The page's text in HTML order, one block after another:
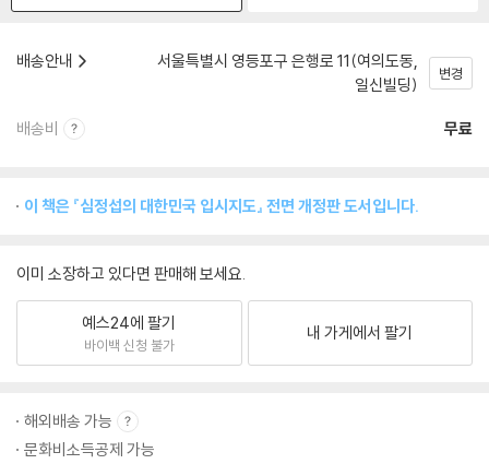
배송안내
서울특별시 영등포구 은행로 11(여의도동,
일신빌딩)
변경
배송비 무료
이 책은 『심정섭의 대한민국 입시지도』 전면 개정판 도서입니다.
이미 소장하고 있다면 판매해 보세요.
예스24에 팔기
바이백 신청 불가
내 가게에서 팔기
해외배송 가능
문화비소득공제 가능